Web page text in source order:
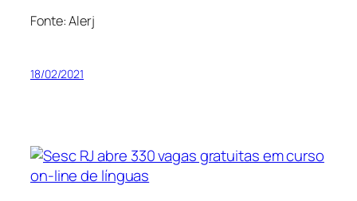
Fonte: Alerj
18/02/2021